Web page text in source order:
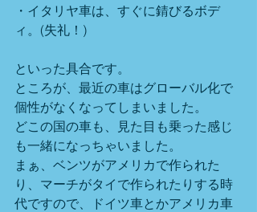
・イタリヤ車は、すぐに錆びるボデ
ィ。(失礼！)
といった具合です。
ところが、最近の車はグローバル化で
個性がなくなってしまいました。
どこの国の車も、見た目も乗った感じ
も一緒になっちゃいました。
まぁ、ベンツがアメリカで作られた
り、マーチがタイで作られたりする時
代ですので、ドイツ車とかアメリカ車